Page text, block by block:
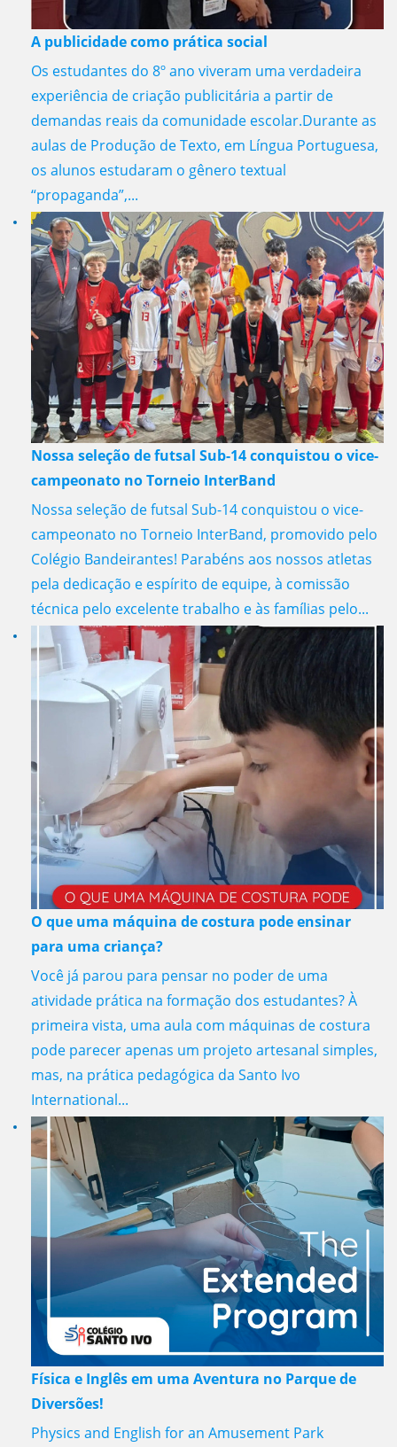
A publicidade como prática social
Os estudantes do 8º ano viveram uma verdadeira
experiência de criação publicitária a partir de
demandas reais da comunidade escolar.Durante as
aulas de Produção de Texto, em Língua Portuguesa,
os alunos estudaram o gênero textual
“propaganda”,...
Nossa seleção de futsal Sub-14 conquistou o vice-
campeonato no Torneio InterBand
Nossa seleção de futsal Sub-14 conquistou o vice-
campeonato no Torneio InterBand, promovido pelo
Colégio Bandeirantes! Parabéns aos nossos atletas
pela dedicação e espírito de equipe, à comissão
técnica pelo excelente trabalho e às famílias pelo...
O que uma máquina de costura pode ensinar
para uma criança?
Você já parou para pensar no poder de uma
atividade prática na formação dos estudantes? À
primeira vista, uma aula com máquinas de costura
pode parecer apenas um projeto artesanal simples,
mas, na prática pedagógica da Santo Ivo
International...
Física e Inglês em uma Aventura no Parque de
Diversões!
Physics and English for an Amusement Park